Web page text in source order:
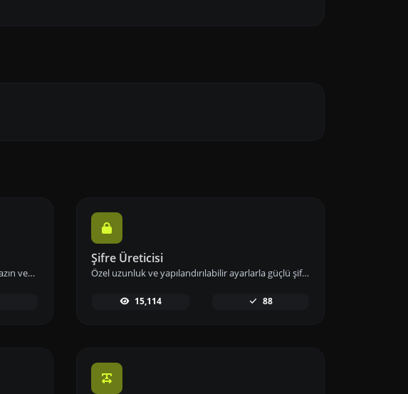
Ücretsiz imza oluşturucu ile özel imzanızı yazın veya çizin. E-imzanızı hızlıca oluşturup indirerek dijital imzanızı hemen kullanıma alabilirsiniz.
Şifre Üreticisi
Özel uzunluk ve yapılandırılabilir ayarlarla güçlü şifreler oluşturun. Sayılar, semboller, küçük ve büyük harf kombinasyonlarını kullanarak şifre güvenliğini artırın.
15,114 88